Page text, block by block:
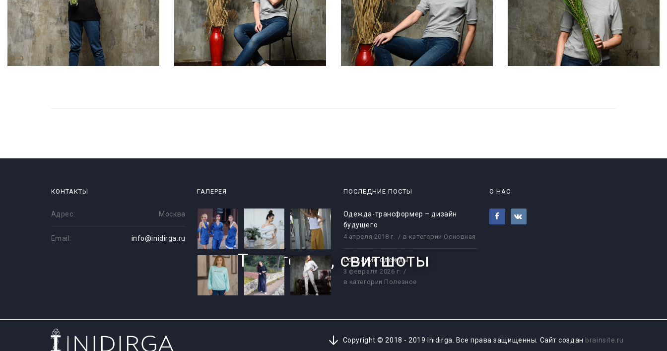
Толстовки, свитшоты
КОНТАКТЫ
Адрес: Москва
Email: info@inidirga.ru
ГАЛЕРЕЯ ПОСЛЕДНИЕ ПОСТЫ
Одежда-трансформер – дизайн
будущего
4 апреля 2018 г. в категории Основная
Создание одежды
3 февраля 2026 г.
в категории Полезное
О НАС
Copyright © 2018 - 2019 Inidirga. Все права защищенны. Сайт создан brainsite.ru